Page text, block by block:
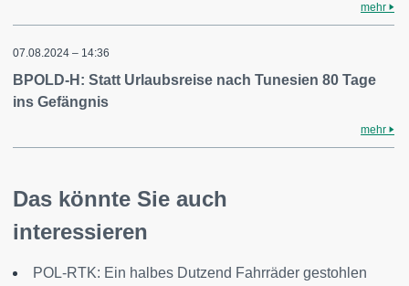
mehr
07.08.2024 – 14:36
BPOLD-H: Statt Urlaubsreise nach Tunesien 80 Tage
ins Gefängnis
mehr
Das könnte Sie auch
interessieren
POL-RTK: Ein halbes Dutzend Fahrräder gestohlen